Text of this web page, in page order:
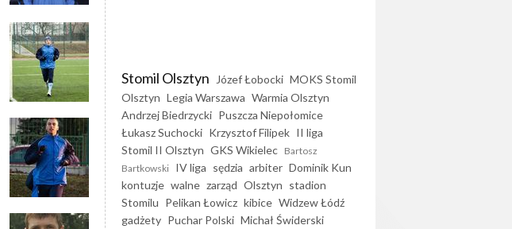
Stomil Olsztyn Józef Łobocki MOKS Stomil
Olsztyn Legia Warszawa Warmia Olsztyn
Andrzej Biedrzycki Puszcza Niepołomice
Łukasz Suchocki Krzysztof Filipek II liga
Stomil II Olsztyn GKS Wikielec Bartosz
Bartkowski IV liga sędzia arbiter Dominik Kun
kontuzje walne zarząd Olsztyn stadion
Stomilu Pelikan Łowicz kibice Widzew Łódź
gadżety Puchar Polski Michał Świderski